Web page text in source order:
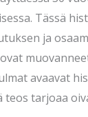
Tässä
ja
avaavat
tarjoaa